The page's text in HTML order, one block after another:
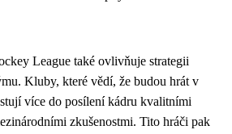
League také ovlivňuje strategii
Kluby, které vědí, že budou hrát v
více do posílení kádru kvalitními
zkušenostmi. Tito hráči pak